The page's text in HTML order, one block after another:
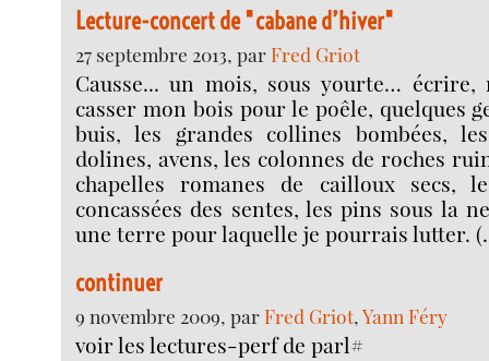
Lecture-concert de "cabane d’hiver"
27 septembre 2013, parFred Griot
Causse... un mois, sous yourte… écrire,
casser mon bois pour le poêle, quelques
buis, les grandes collines bombées,
dolines, avens, les colonnes de roches
chapelles romanes de cailloux secs,
concassées des sentes, les pins sous la
une terre pour laquelle je pourrais lutter.
continuer
9 novembre 2009, parFred Griot,Yann Féry
voir les lectures-perf de parl#